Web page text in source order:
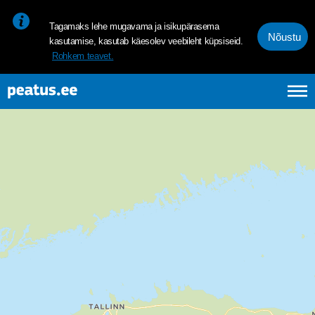
Tagamaks lehe mugavama ja isikupärasema
kasutamise, kasutab käesolev veebileht küpsiseid.
Rohkem teavet.
Nõustu